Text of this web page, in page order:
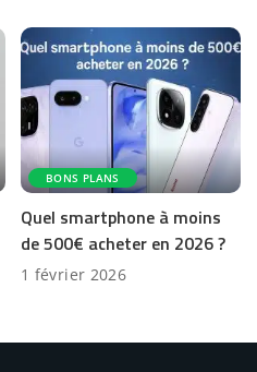
BONS PLANS
Quel smartphone à moins
de 500€ acheter en 2026 ?
1 février 2026